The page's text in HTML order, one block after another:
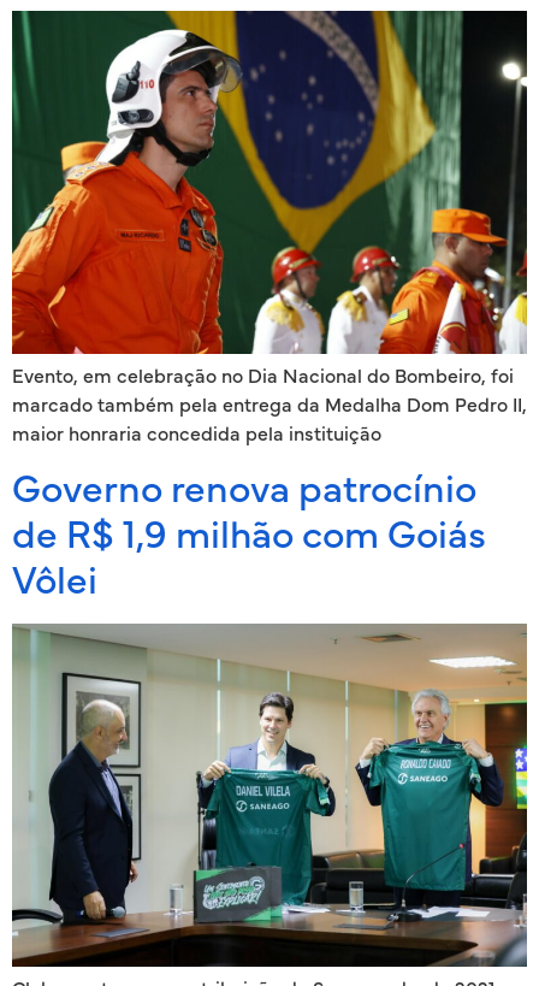
Evento, em celebração no Dia Nacional do Bombeiro, foi
marcado também pela entrega da Medalha Dom Pedro II,
maior honraria concedida pela instituição
Governo renova patrocínio
de R$ 1,9 milhão com Goiás
Vôlei